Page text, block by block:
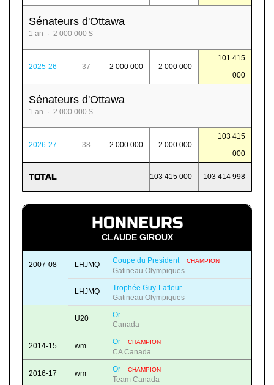
Sénateurs d'Ottawa
1 an · 2 000 000 $
2025-26 37 2 000 000 2 000 000
101 415
000
Sénateurs d'Ottawa
1 an · 2 000 000 $
2026-27 38 2 000 000 2 000 000
103 415
000
TOTAL 103 415 000 103 414 998
HONNEURS
CLAUDE GIROUX
2007-08 LHJMQ Coupe du President CHAMPION
Gatineau Olympiques
LHJMQ
Trophée Guy-Lafleur
Gatineau Olympiques
U20
Or
Canada
2014-15 wm Or CHAMPION
CA Canada
2016-17 wm Or CHAMPION
Team Canada